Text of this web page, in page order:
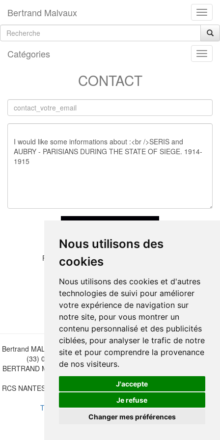
Nous utilisons des
cookies
Nous utilisons des cookies et d'autres
technologies de suivi pour améliorer
votre expérience de navigation sur
notre site, pour vous montrer un
contenu personnalisé et des publicités
ciblées, pour analyser le trafic de notre
site et pour comprendre la provenance
de nos visiteurs.
J'accepte
Je refuse
Changer mes préférences
Bertrand Malvaux
Catégories
CONTACT
Please copy the letters and numbers below:
Bertrand MALVAUX - 22 rue Crébillon, 44000 Nantes - FRANCE - Tél.
(33) 02 40 733 600 — bertrand.malvaux@wanadoo.fr
BERTRAND MALVAUX - ÉDITIONS DU CANONNIER SARL au capital
de 47.000 EUROS
RCS NANTES B 442 295 077 - N° INTRACOMMUNAUTAIRE CEE FR
30 442 295 077
Terms of sales-Update cookies preferences